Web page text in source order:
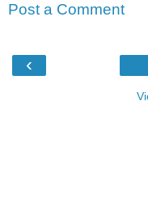
Post a Comment
‹